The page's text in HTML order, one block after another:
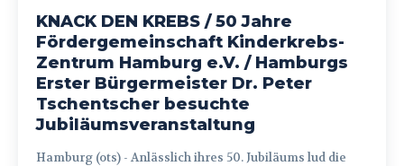
KNACK DEN KREBS / 50 Jahre
Fördergemeinschaft Kinderkrebs-
Zentrum Hamburg e.V. / Hamburgs
Erster Bürgermeister Dr. Peter
Tschentscher besuchte
Jubiläumsveranstaltung
Hamburg (ots) - Anlässlich ihres 50. Jubiläums lud die